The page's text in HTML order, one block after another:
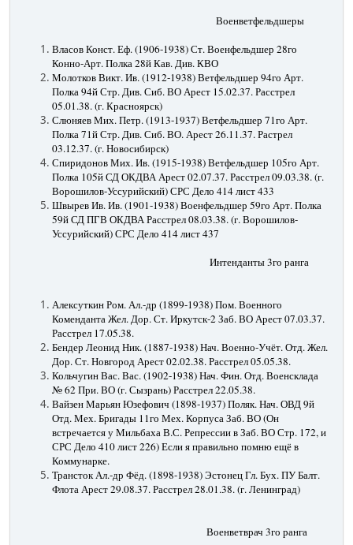
Военветфельдшеры
Власов Конст. Еф. (1906-1938) Ст. Военфельдшер 28го
Конно-Арт. Полка 28й Кав. Див. КВО
Молотков Викт. Ив. (1912-1938) Ветфельдшер 94го Арт.
Полка 94й Стр. Див. Сиб. ВО Арест 15.02.37. Расстрел
05.01.38. (г. Красноярск)
Слюняев Мих. Петр. (1913-1937) Ветфельдшер 71го Арт.
Полка 71й Стр. Див. Сиб. ВО. Арест 26.11.37. Растрел
03.12.37. (г. Новосибирск)
Спиридонов Мих. Ив. (1915-1938) Ветфельдшер 105го Арт.
Полка 105й СД ОКДВА Арест 02.07.37. Расстрел 09.03.38. (г.
Ворошилов-Уссурийский) СРС Дело 414 лист 433
Швырев Ив. Ив. (1901-1938) Военфельдшер 59го Арт. Полка
59й СД ПГВ ОКДВА Расстрел 08.03.38. (г. Ворошилов-
Уссурийский) СРС Дело 414 лист 437
Интенданты 3го ранга
Алексуткин Ром. Ал.-др (1899-1938) Пом. Военного
Коменданта Жел. Дор. Ст. Иркутск-2 Заб. ВО Арест 07.03.37.
Расстрел 17.05.38.
Бендер Леонид Ник. (1887-1938) Нач. Военно-Учёт. Отд. Жел.
Дор. Ст. Новгород Арест 02.02.38. Расстрел 05.05.38.
Кольчугин Вас. Вас. (1902-1938) Нач. Фин. Отд. Военсклада
№ 62 При. ВО (г. Сызрань) Расстрел 22.05.38.
Вайзен Марьян Юзефович (1898-1937) Поляк. Нач. ОВД 9й
Отд. Мех. Бригады 11го Мех. Корпуса Заб. ВО (Он
встречается у Мильбаха В.С. Репрессии в Заб. ВО Стр. 172, и
СРС Дело 410 лист 226) Если я правильно помню ещё в
Коммунарке.
Трансток Ал.-др Фёд. (1898-1938) Эстонец Гл. Бух. ПУ Балт.
Флота Арест 29.08.37. Расстрел 28.01.38. (г. Ленинград)
Военветврач 3го ранга